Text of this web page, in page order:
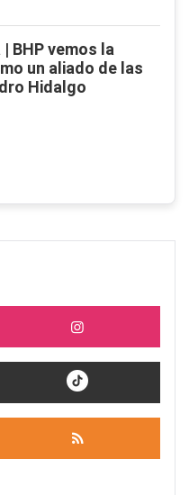
BHP vemos la
un aliado de las
Hidalgo